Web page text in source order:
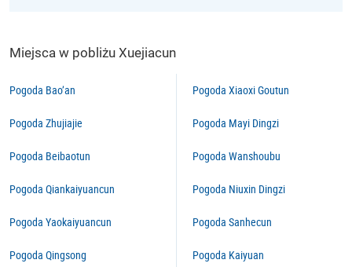
Miejsca w pobliżu Xuejiacun
Pogoda Bao’an
Pogoda Zhujiajie
Pogoda Beibaotun
Pogoda Qiankaiyuancun
Pogoda Yaokaiyuancun
Pogoda Qingsong
Pogoda Xiaoxi Goutun
Pogoda Mayi Dingzi
Pogoda Wanshoubu
Pogoda Niuxin Dingzi
Pogoda Sanhecun
Pogoda Kaiyuan